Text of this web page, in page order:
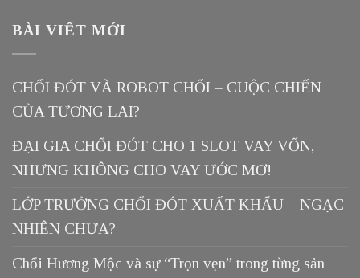
BÀI VIẾT MỚI
CHỔI ĐÓT VÀ ROBOT CHỔI – CUỘC CHIẾN
CỦA TƯƠNG LAI?
ĐẠI GIA CHỔI ĐÓT CHO 1 SLOT VAY VỐN,
NHƯNG KHÔNG CHO VAY ƯỚC MƠ!
LỚP TRƯỞNG CHỔI ĐÓT XUẤT KHẨU – NGẠC
NHIÊN CHƯA?
Chổi Hương Mộc và sự “Trọn vẹn” trong từng sản